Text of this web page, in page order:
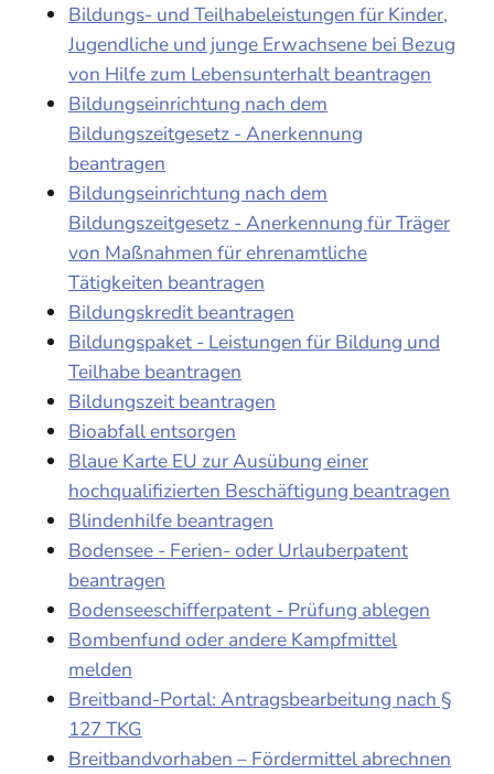
Bildungs- und Teilhabeleistungen für Kinder,
Jugendliche und junge Erwachsene bei Bezug
von Hilfe zum Lebensunterhalt beantragen
Bildungseinrichtung nach dem
Bildungszeitgesetz - Anerkennung
beantragen
Bildungseinrichtung nach dem
Bildungszeitgesetz - Anerkennung für Träger
von Maßnahmen für ehrenamtliche
Tätigkeiten beantragen
Bildungskredit beantragen
Bildungspaket - Leistungen für Bildung und
Teilhabe beantragen
Bildungszeit beantragen
Bioabfall entsorgen
Blaue Karte EU zur Ausübung einer
hochqualifizierten Beschäftigung beantragen
Blindenhilfe beantragen
Bodensee - Ferien- oder Urlauberpatent
beantragen
Bodenseeschifferpatent - Prüfung ablegen
Bombenfund oder andere Kampfmittel
melden
Breitband-Portal: Antragsbearbeitung nach §
127 TKG
Breitbandvorhaben – Fördermittel abrechnen